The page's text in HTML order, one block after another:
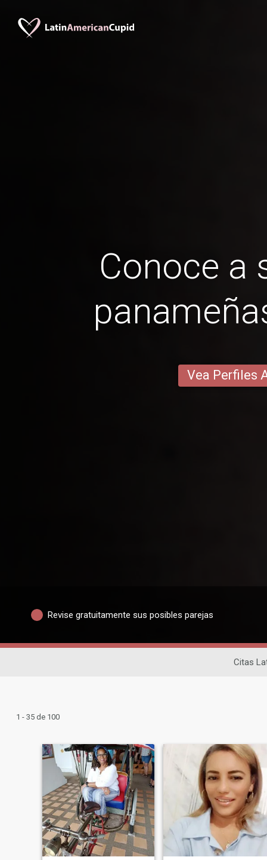
Conoce a
Vea Perfiles
Revise gratuitamente sus posibles parejas
Citas
1 - 35 de 100